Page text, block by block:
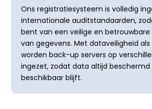
Ons registratiesysteem is volledig
internationale auditstandaarden,
bent van een veilige en betrouwbare
van gegevens. Met dataveiligheid
worden back-up servers op
ingezet, zodat data altijd beschermd
beschikbaar blijft.